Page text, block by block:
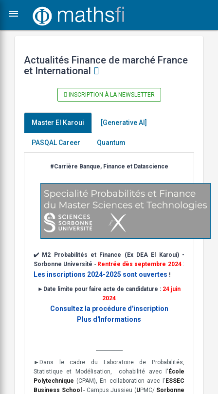
menu
Actualités Finance de marché France
et International
INSCRIPTION À LA NEWSLETTER
Master El Karoui [Generative AI]
PASQAL Career Quantum
#Carrière Banque, Finance et Datascience
✔️ M2 Probabilités et Finance (Ex DEA El Karoui) -
Sorbonne Université - Rentrée dès septembre 2024:
Les inscriptions 2024-2025 sont ouvertes !
►Date limite pour faire acte de candidature : 24 juin
2024
Consultez la procédure d'inscription
Plus d'Informations
►Dans le cadre du Laboratoire de Probabilités,
Statistique et Modélisation,
cohabilité avec l'École
Polytechnique (CPAM), En collaboration avec l'ESSEC
Business School - Campus Jussieu (UPMC/ Sorbonne